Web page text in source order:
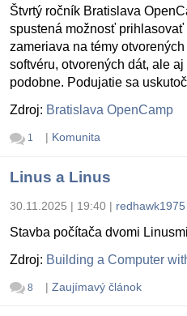
Štvrtý ročník Bratislava
spustená možnosť
zameriava na témy
softvéru, otvorených dát, ale
podobne. Podujatie sa
Zdroj: Bratislava OpenCamp
1 | Komunita
Linus a Linus
30.11.2025 | 19:40 | redhawk1975
Stavba počítača dvomi Linusmi
Zdroj: Building a Computer
8 | Zaujímavý článok